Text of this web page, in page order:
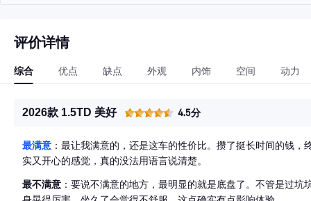
评价详情
综合 优点 缺点 外观 内饰 空间 动力
2026款 1.5TD 美好 4.5分
最满意 ：最让我满意的，还是这车的性价比。攒了挺长时间的钱
实又开心的感觉，真的没法用语言说清楚。
最不满意 ：要说不满意的地方，最明显的就是底盘了。不管是过